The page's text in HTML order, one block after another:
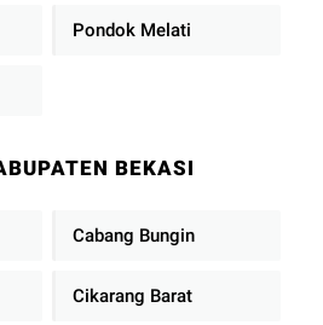
Pondok Melati
BEKASI
Cabang Bungin
Cikarang Barat